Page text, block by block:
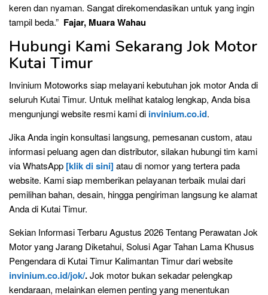
keren dan nyaman. Sangat direkomendasikan untuk yang ingin
tampil beda.” Fajar, Muara Wahau
Hubungi Kami Sekarang Jok Motor
Kutai Timur
Invinium Motoworks siap melayani kebutuhan jok motor Anda di
seluruh Kutai Timur. Untuk melihat katalog lengkap, Anda bisa
mengunjungi website resmi kami di invinium.co.id.
Jika Anda ingin konsultasi langsung, pemesanan custom, atau
informasi peluang agen dan distributor, silakan hubungi tim kami
via WhatsApp [klik di sini] atau di nomor yang tertera pada
website. Kami siap memberikan pelayanan terbaik mulai dari
pemilihan bahan, desain, hingga pengiriman langsung ke alamat
Anda di Kutai Timur.
Sekian Informasi Terbaru Agustus 2026 Tentang Perawatan Jok
Motor yang Jarang Diketahui, Solusi Agar Tahan Lama Khusus
Pengendara di Kutai Timur Kalimantan Timur dari website
invinium.co.id/jok/.Jok motor bukan sekadar pelengkap
kendaraan, melainkan elemen penting yang menentukan